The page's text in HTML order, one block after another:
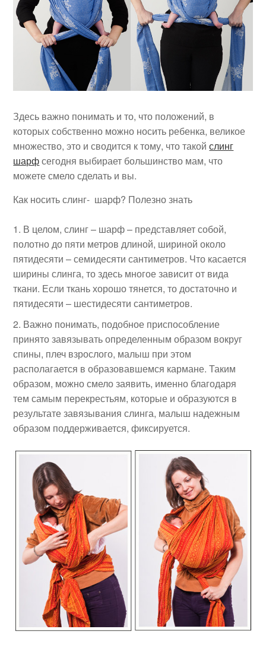
Здесь важно понимать и то, что положений, в
которых собственно можно носить ребенка, великое
множество, это и сводится к тому, что такойслинг
шарфсегодня выбирает большинство мам, что
можете смело сделать и вы.
Как носить слинг- шарф? Полезно знать
В целом, слинг – шарф – представляет собой,
полотно до пяти метров длиной, шириной около
пятидесяти – семидесяти сантиметров. Что касается
ширины слинга, то здесь многое зависит от вида
ткани. Если ткань хорошо тянется, то достаточно и
пятидесяти – шестидесяти сантиметров.
Важно понимать, подобное приспособление
принято завязывать определенным образом вокруг
спины, плеч взрослого, малыш при этом
располагается в образовавшемся кармане. Таким
образом, можно смело заявить, именно благодаря
тем самым перекрестьям, которые и образуются в
результате завязывания слинга, малыш надежным
образом поддерживается, фиксируется.